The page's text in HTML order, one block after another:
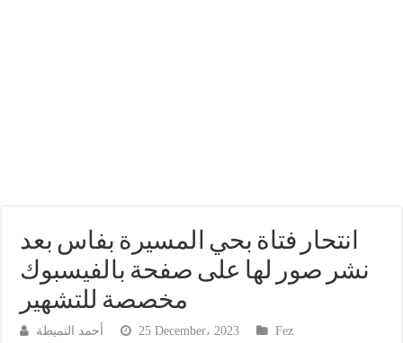
انتحار فتاة بحي المسيرة بفاس بعد
نشر صور لها على صفحة بالفيسبوك
مخصصة للتشهير
أحمد النميطة 25 December، 2023 Fez